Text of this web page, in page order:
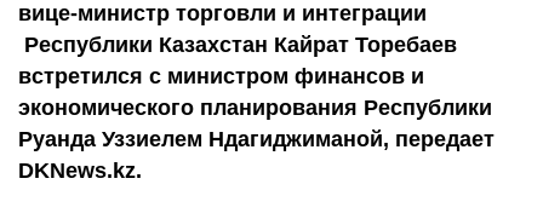
вице-министр торговли и интеграции
Республики Казахстан Кайрат Торебаев
встретился с министром финансов и
экономического планирования Республики
Руанда Уззиелем Ндагиджиманой, передает
DKNews.kz.